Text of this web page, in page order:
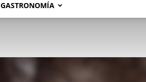
GASTRONOMÍA